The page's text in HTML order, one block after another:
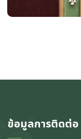
ข้อมูลการติดต่อ